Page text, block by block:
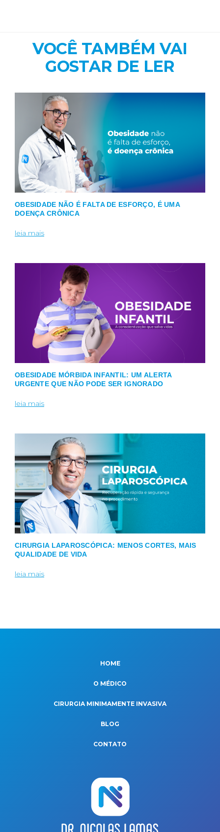
VOCÊ TAMBÉM VAI
GOSTAR DE LER
OBESIDADE NÃO É FALTA DE ESFORÇO, É UMA
DOENÇA CRÔNICA
leia mais
OBESIDADE MÓRBIDA INFANTIL: UM ALERTA
URGENTE QUE NÃO PODE SER IGNORADO
leia mais
CIRURGIA LAPAROSCÓPICA: MENOS CORTES, MAIS
QUALIDADE DE VIDA
leia mais
HOME
O MÉDICO
CIRURGIA MINIMAMENTE INVASIVA
BLOG
CONTATO